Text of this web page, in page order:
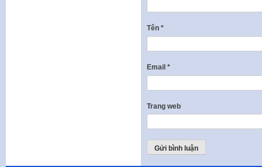
Tên *
Email *
Trang web